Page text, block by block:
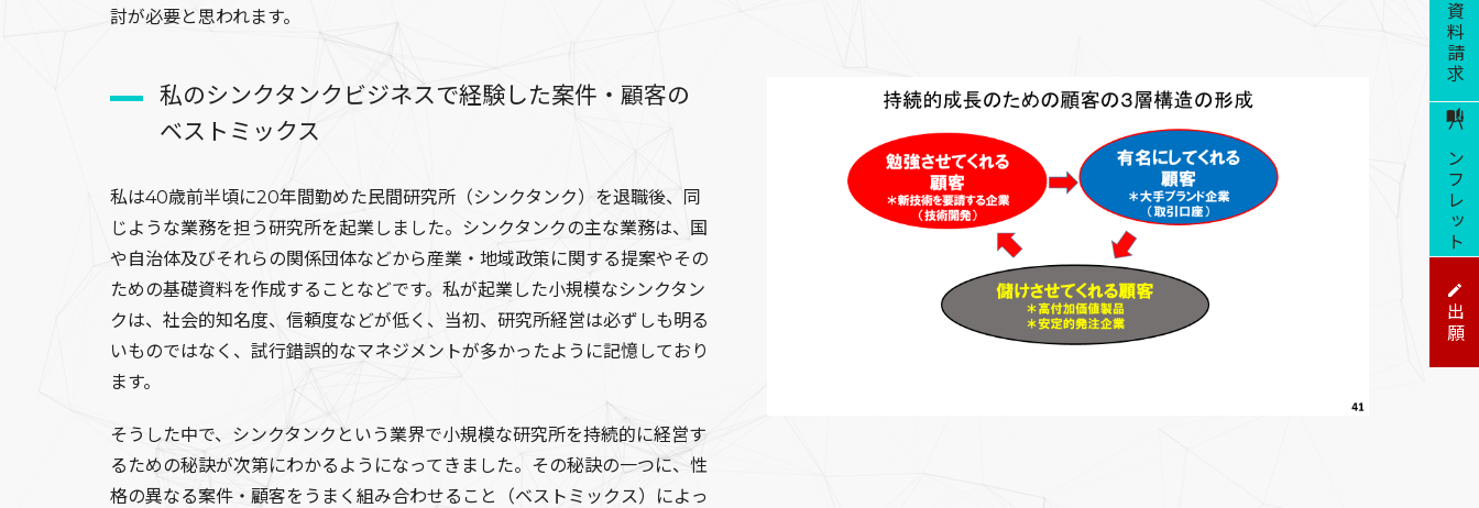
討が必要と思われます。
私のシンクタンクビジネスで経験した案件・顧客の
ベストミックス
私は40歳前半頃に20年間勤めた民間研究所（シンクタンク）を退職後、同
じような業務を担う研究所を起業しました。シンクタンクの主な業務は、国
や自治体及びそれらの関係団体などから産業・地域政策に関する提案やその
ための基礎資料を作成することなどです。私が起業した小規模なシンクタン
クは、社会的知名度、信頼度などが低く、当初、研究所経営は必ずしも明る
いものではなく、試行錯誤的なマネジメントが多かったように記憶しており
ます。
そうした中で、シンクタンクという業界で小規模な研究所を持続的に経営す
るための秘訣が次第にわかるようになってきました。その秘訣の一つに、性
格の異なる案件・顧客をうまく組み合わせること（ベストミックス）によっ
資料請求
パンフレット
出願